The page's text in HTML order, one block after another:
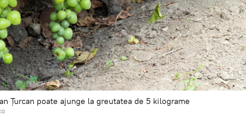
Țurcan poate ajunge la greutatea de 5 kilograme